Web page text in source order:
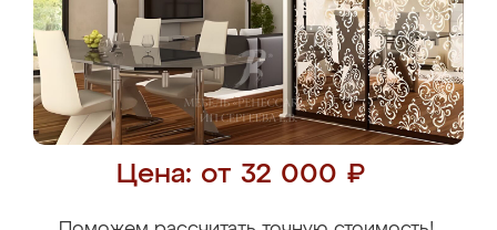
Цена: от 32 000 ₽